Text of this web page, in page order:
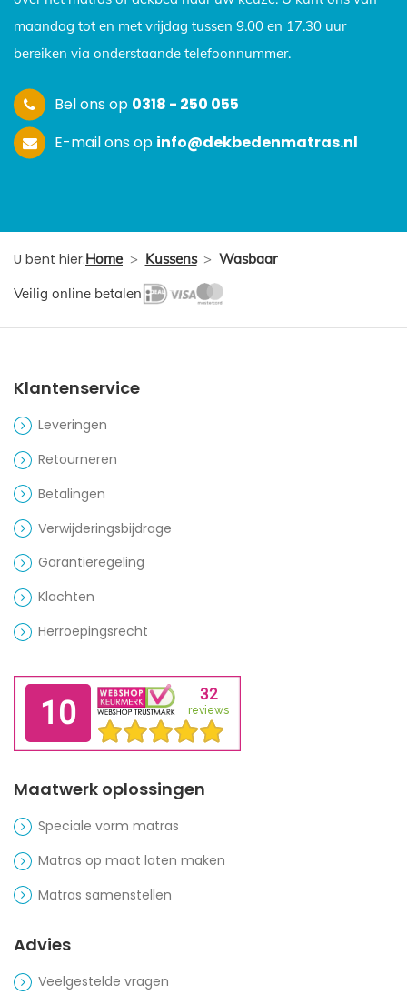
maandag tot en met vrijdag tussen 9.00 en 17.30 uur
bereiken via onderstaande telefoonnummer.
Bel ons op 0318 - 250 055
E-mail ons op info@dekbedenmatras.nl
U bent hier:Home > Kussens > Wasbaar
Veilig online betalen
Klantenservice
Leveringen
Retourneren
Betalingen
Verwijderingsbijdrage
Garantieregeling
Klachten
Herroepingsrecht
Maatwerk oplossingen
Speciale vorm matras
Matras op maat laten maken
Matras samenstellen
Advies
Veelgestelde vragen